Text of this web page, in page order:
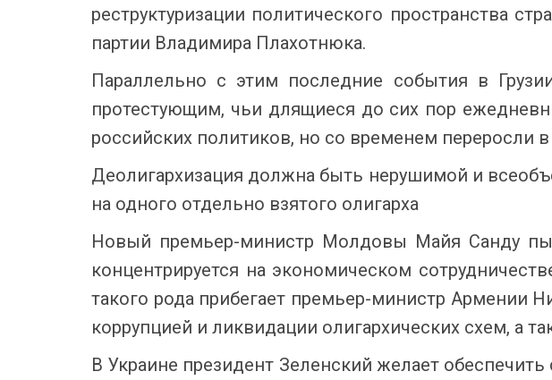
реструктуризации политического пространства
партии Владимира Плахотнюка.
Параллельно с этим последние события в
протестующим, чьи длящиеся до сих пор
российских политиков, но со временем переросли
Деолигархизация должна быть нерушимой и
на одного отдельно взятого олигарха
Новый премьер-министр Молдовы Майя Санду
концентрируется на экономическом
такого рода прибегает премьер-министр Армении
коррупцией и ликвидации олигархических схем, а
В Украине президент Зеленский желает